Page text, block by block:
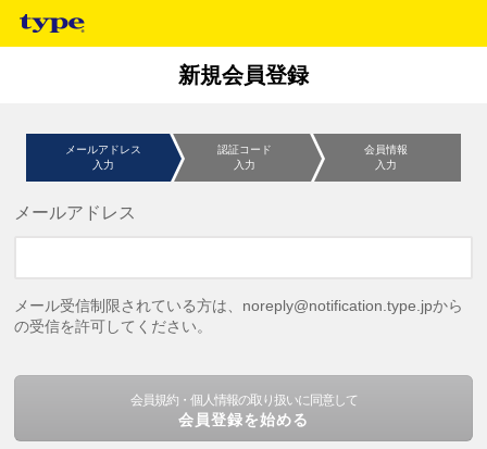
新規会員登録
メールアドレス
入力
認証コード
入力
会員情報
入力
メールアドレス
メール受信制限されている方は、noreply@notification.type.jpから
の受信を許可してください。
会員規約・個人情報の取り扱いに同意して
会員登録を始める